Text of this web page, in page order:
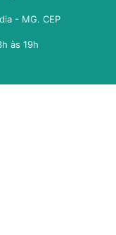
- MG. CEP
às 19h